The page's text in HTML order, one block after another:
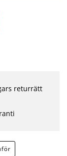
returrätt